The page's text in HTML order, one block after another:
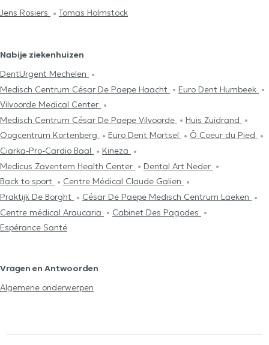
Jens Rosiers
Tomas Holmstock
Nabije ziekenhuizen
DentUrgent Mechelen
Medisch Centrum César De Paepe Haacht
Euro Dent Humbeek
Vilvoorde Medical Center
Medisch Centrum César De Paepe Vilvoorde
Huis Zuidrand
Oogcentrum Kortenberg
Euro Dent Mortsel
Ô Coeur du Pied
Ciarka-Pro-Cardio Baal
Kineza
Medicus Zaventem Health Center
Dental Art Neder
Back to sport
Centre Médical Claude Galien
Praktijk De Borght
César De Paepe Medisch Centrum Laeken
Centre médical Araucaria
Cabinet Des Pagodes
Espérance Santé
Vragen en Antwoorden
Algemene onderwerpen